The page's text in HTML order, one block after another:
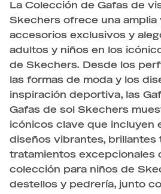
La Colección de Gafas de
Skechers ofrece una amplia
accesorios exclusivos y
adultos y niños en los
de Skechers. Desde los
las formas de moda y los
inspiración deportiva, las
Gafas de sol Skechers
icónicos clave que incluyen
diseños vibrantes, brillantes
tratamientos excepcionales
colección para niños de
destellos y pedrería, junto